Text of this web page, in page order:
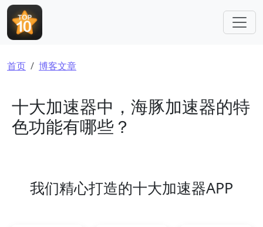
跳转到主要内容
面包屑
首页 博客文章
十大加速器中，海豚加速器的特
色功能有哪些？
我们精心打造的十大加速器APP